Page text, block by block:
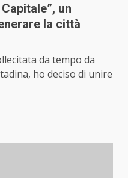
un
la città
da tempo da
ho deciso di unire